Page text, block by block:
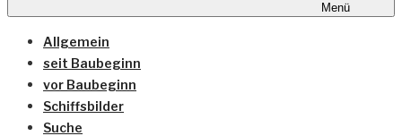
Menü
Allgemein
seit Baubeginn
vor Baubeginn
Schiffsbilder
Suche